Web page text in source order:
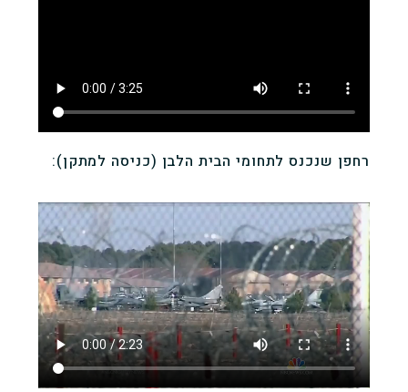
רחפן שנכנס לתחומי הבית הלבן (כניסה למתקן):